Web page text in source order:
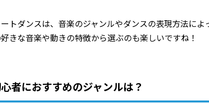
トダンスは、音楽のジャンルやダンスの表現方法によ
きな音楽や動きの特徴から選ぶのも楽しいですね！
者におすすめのジャンルは？